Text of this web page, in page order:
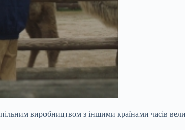
виробництвом з іншими країнами часів